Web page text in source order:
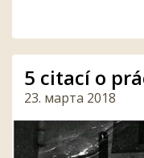
5 citací o
23. марта 2018